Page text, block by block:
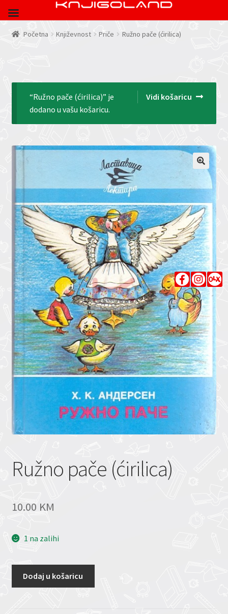
Početna Književnost Priče Ružno pače (ćirilica)
Vidi košaricu
“Ružno pače (ćirilica)” je
dodano u vašu košaricu.
Ružno pače (ćirilica)
10.00 KM
1 na zalihi
Dodaj u košaricu